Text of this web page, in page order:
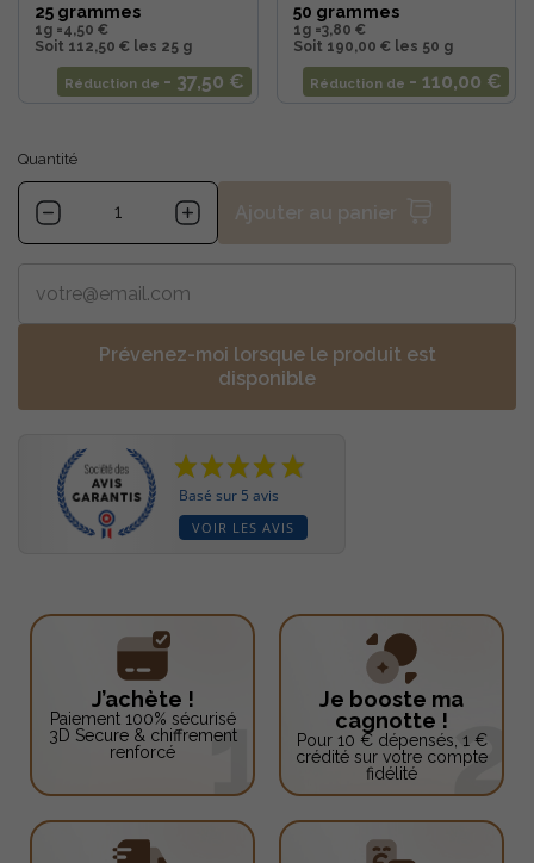
Réduction de - 37,50 €
25 grammes
1g =4,50 €
Soit 112,50 € les 25 g
Réduction de - 110,00 €
50 grammes
1g =3,80 €
Soit 190,00 € les 50 g
Quantité
Ajouter au panier
Prévenez-moi lorsque le produit est
disponible
Basé sur 5 avis
VOIR LES AVIS
J’achète !
Paiement 100% sécurisé
3D Secure & chiffrement
renforcé
Je booste ma
cagnotte !
Pour 10 € dépensés, 1 €
crédité sur votre compte
fidélité